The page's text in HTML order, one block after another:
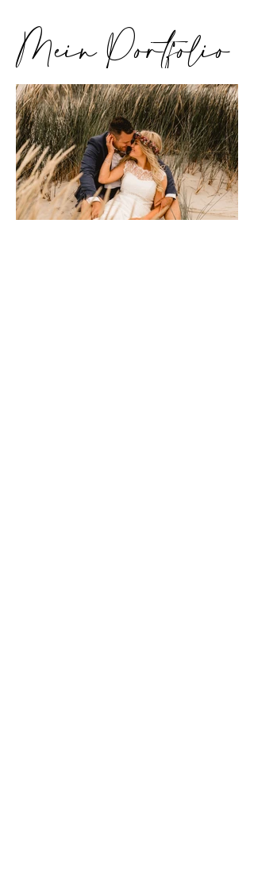
Mein Portfolio